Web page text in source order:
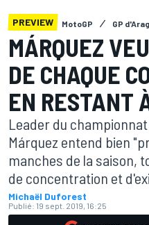
PREVIEW MotoGP GP
MÁRQUEZ
DE CHAQUE
EN RESTANT
Leader du
Márquez entend bien
manches de la saison,
de concentration et
Michaël Duforest
Publié: 19 sept. 2019, 16:25